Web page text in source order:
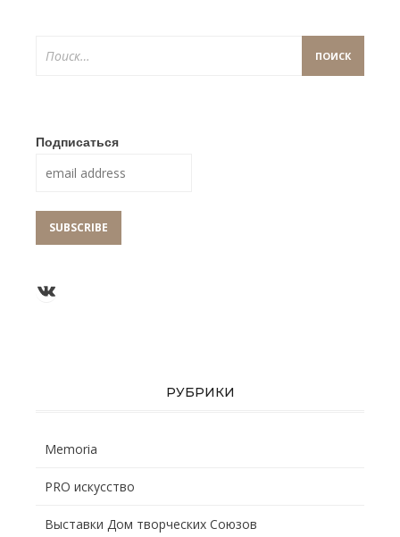
Подписаться
Группа ВКонтакте
РУБРИКИ
Memoria
PRO искусство
Выставки Дом творческих Союзов